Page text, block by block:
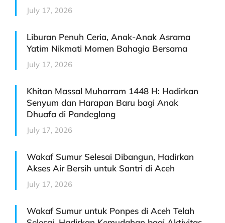
July 17, 2026
Liburan Penuh Ceria, Anak-Anak Asrama
Yatim Nikmati Momen Bahagia Bersama
July 17, 2026
Khitan Massal Muharram 1448 H: Hadirkan
Senyum dan Harapan Baru bagi Anak
Dhuafa di Pandeglang
July 17, 2026
Wakaf Sumur Selesai Dibangun, Hadirkan
Akses Air Bersih untuk Santri di Aceh
July 17, 2026
Wakaf Sumur untuk Ponpes di Aceh Telah